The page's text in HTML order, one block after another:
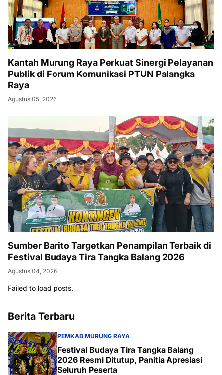
Kantah Murung Raya Perkuat Sinergi Pelayanan
Publik di Forum Komunikasi PTUN Palangka
Raya
Agustus 05, 2026
Sumber Barito Targetkan Penampilan Terbaik di
Festival Budaya Tira Tangka Balang 2026
Agustus 04, 2026
Failed to load posts.
Berita Terbaru
PEMKAB MURUNG RAYA
Festival Budaya Tira Tangka Balang
2026 Resmi Ditutup, Panitia Apresiasi
Seluruh Peserta